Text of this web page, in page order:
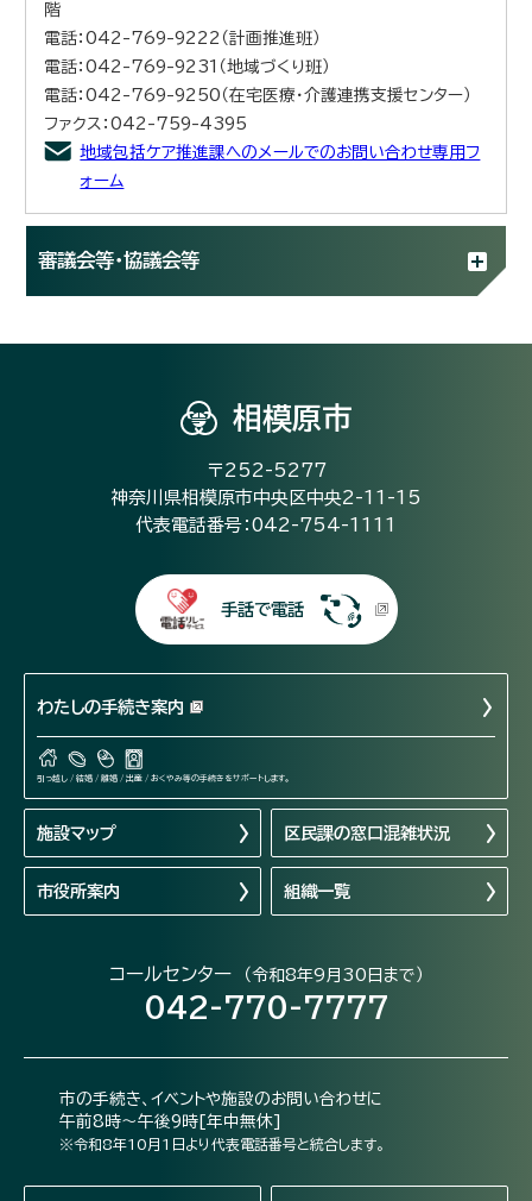
階
電話：042-769-9222（計画推進班）
電話：042-769-9231（地域づくり班）
電話：042-769-9250（在宅医療・介護連携支援センター）
ファクス：042-759-4395
地域包括ケア推進課へのメールでのお問い合わせ専用フ
ォーム
審議会等・協議会等
相模原市
〒252-5277
神奈川県相模原市中央区中央2-11-15
代表電話番号：042-754-1111
手話で電話
わたしの手続き案内
引っ越し / 結婚 / 離婚 / 出産 / おくやみ等の手続きをサポートします。
施設マップ 区民課の窓口混雑状況
市役所案内 組織一覧
コールセンター （令和8年9月30日まで）
042-770-7777
市の手続き、イベントや施設のお問い合わせに
午前8時～午後9時[年中無休]
※令和8年10月1日より代表電話番号と統合します。